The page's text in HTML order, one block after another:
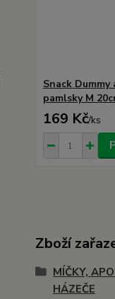
Snack
pamlsky M
169 Kč/ks
Zboží
MÍČKY,
HÁZEČE